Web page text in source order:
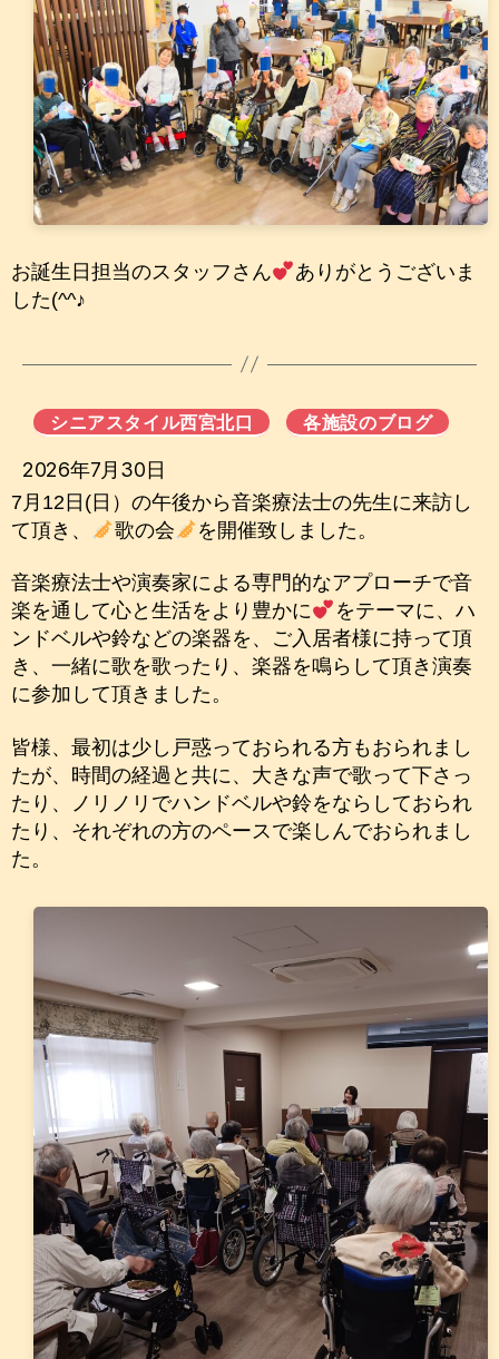
お誕生日担当のスタッフさん
ありがとうございま
した(^^♪
シニアスタイル西宮北口 各施設のブログ
2026年7月30日
7月12日(日）の午後から音楽療法士の先生に来訪し
て頂き、
歌の会 を開催致しました。
音楽療法士や演奏家による専門的なアプローチで音
楽を通して心と生活をより豊かに
をテーマに、ハ
ンドベルや鈴などの楽器を、ご入居者様に持って頂
き、一緒に歌を歌ったり、楽器を鳴らして頂き演奏
に参加して頂きました。
皆様、最初は少し戸惑っておられる方もおられまし
たが、時間の経過と共に、大きな声で歌って下さっ
たり、ノリノリでハンドベルや鈴をならしておられ
たり、それぞれの方のペースで楽しんでおられまし
た。